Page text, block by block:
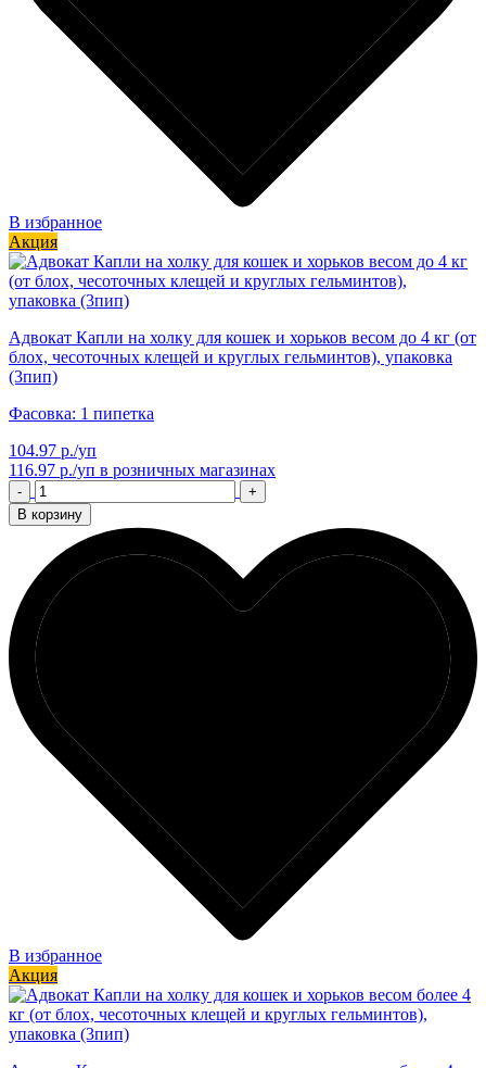
В избранное
Акция
Адвокат Капли на холку для кошек и хорьков весом до 4 кг (от
блох, чесоточных клещей и круглых гельминтов), упаковка
(3пип)
Фасовка: 1 пипетка
104.97 р./уп
116.97 р./уп в розничных магазинах
-
+
В корзину
В избранное
Акция